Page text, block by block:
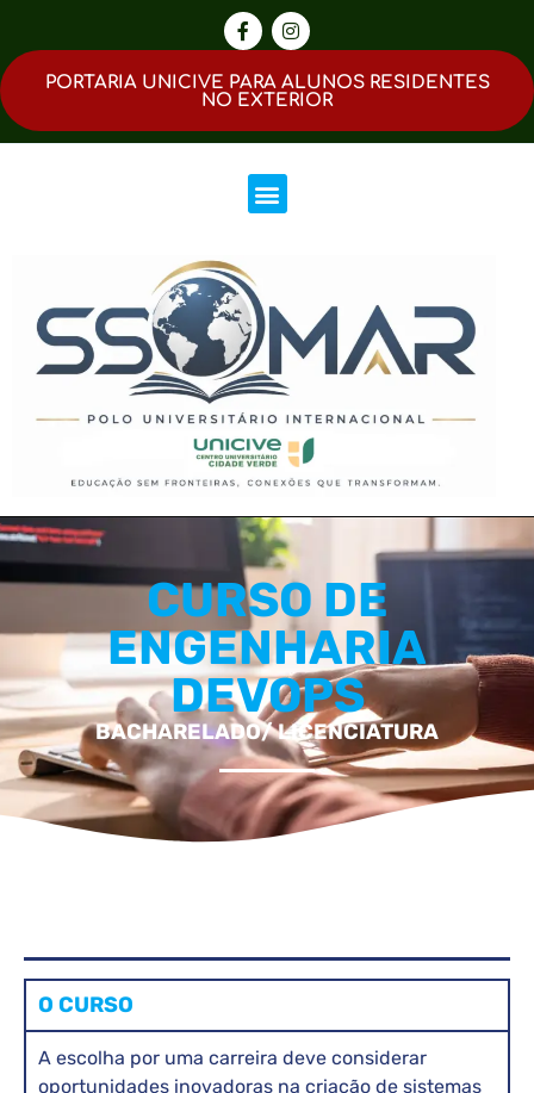
PORTARIA UNICIVE PARA ALUNOS RESIDENTES
NO EXTERIOR
CURSO DE
ENGENHARIA
DEVOPS
BACHARELADO/ LICENCIATURA
O CURSO
A escolha por uma carreira deve considerar
oportunidades inovadoras na criação de sistemas